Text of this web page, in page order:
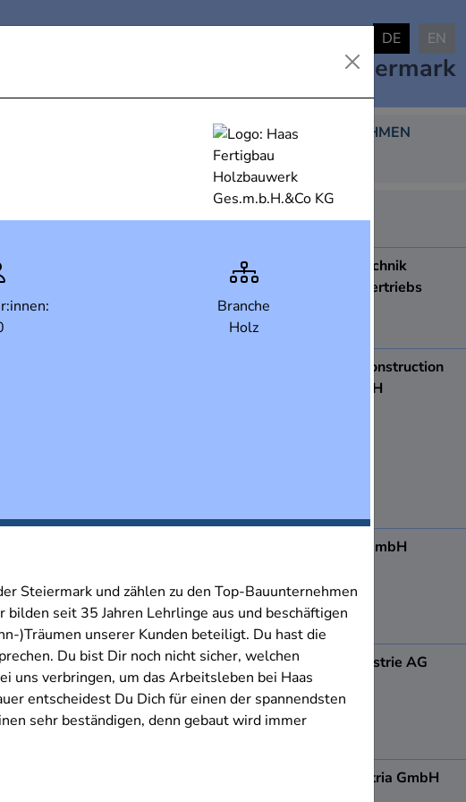
DE EN
Steiermark
DARGESTELLTE UNTERNEHMEN
438
ABB AG
ACCDUR Fenstertechnik
Produktions- und Vertriebs
Ges.m.b.H.
8410
ace Apparatebau construction
& engineering GmbH
ADA Möbelfabrik GmbH
Admonter Holzindustrie AG
8911 Admont
AGRANA Fruit Austria GmbH
Branche
Holz
Steiermark und zählen zu den Top-Bauunternehmen
seit 35 Jahren Lehrlinge aus und beschäftigen
)Träumen unserer Kunden beteiligt. Du hast die
Du bist Dir noch nicht sicher, welchen
uns verbringen, um das Arbeitsleben bei Haas
entscheidest Du Dich für einen der spannendsten
sehr beständigen, denn gebaut wird immer